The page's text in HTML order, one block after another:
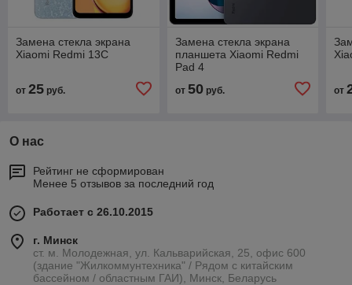
Замена стекла экрана
Xiaomi Redmi 13C
от 25 руб.
Замена стекла экрана
планшета Xiaomi Redmi
Pad 4
от 50руб. от
О нас
Рейтинг не сформирован
Менее 5 отзывов за последний год
Работает с 26.10.2015
г. Минск
ст. м. Молодежная, ул. Кальварийская, 25, офис 600
(здание "Жилкоммунтехника" / Рядом с китайским
бассейном / областным ГАИ), Минск, Беларусь